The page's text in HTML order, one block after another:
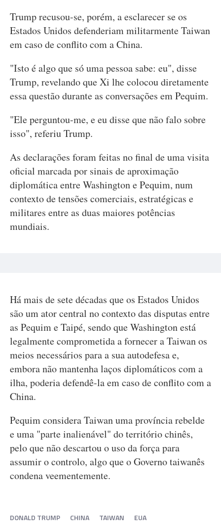
Trump recusou-se, porém, a esclarecer se os
Estados Unidos defenderiam militarmente Taiwan
em caso de conflito com a China.
"Isto é algo que só uma pessoa sabe: eu", disse
Trump, revelando que Xi lhe colocou diretamente
essa questão durante as conversações em Pequim.
"Ele perguntou-me, e eu disse que não falo sobre
isso", referiu Trump.
As declarações foram feitas no final de uma visita
oficial marcada por sinais de aproximação
diplomática entre Washington e Pequim, num
contexto de tensões comerciais, estratégicas e
militares entre as duas maiores potências
mundiais.
Há mais de sete décadas que os Estados Unidos
são um ator central no contexto das disputas entre
as Pequim e Taipé, sendo que Washington está
legalmente comprometida a fornecer a Taiwan os
meios necessários para a sua autodefesa e,
embora não mantenha laços diplomáticos com a
ilha, poderia defendê-la em caso de conflito com a
China.
Pequim considera Taiwan uma província rebelde
e uma "parte inalienável" do território chinês,
pelo que não descartou o uso da força para
assumir o controlo, algo que o Governo taiwanês
condena veementemente.
DONALD TRUMP CHINA TAIWAN
EUA